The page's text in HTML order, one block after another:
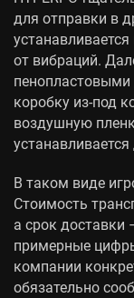
для отправки в
от вибраций.
коробку из-под
воздушную
В таком виде
Стоимость
а срок доставки
примерные
компании
обязательно